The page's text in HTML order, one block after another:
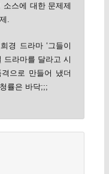
스에 대한 문제제
.
경 드라마 ‘그들이
드라마를 달라고 시
으로 만들어 냈더
률은 바닥;;;